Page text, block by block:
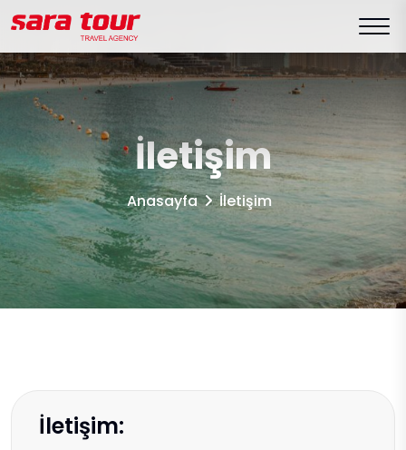
İletişim
Anasayfa İletişim
İletişim: